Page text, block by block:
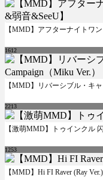
【MMD】アフターナイトワ
1612
【MMD】リバーシブル・キャ
2213
【激萌MMD】トゥインクル
1253
【MMD】Hi FI Raver (Ray Ver.)